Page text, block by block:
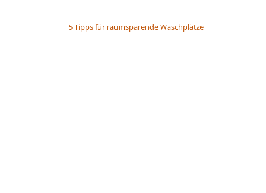
5 Tipps für raumsparende Waschplätze